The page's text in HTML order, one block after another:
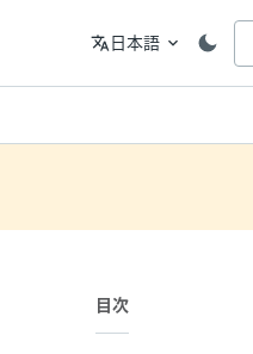
言語
translate日本語 expand_more
目次